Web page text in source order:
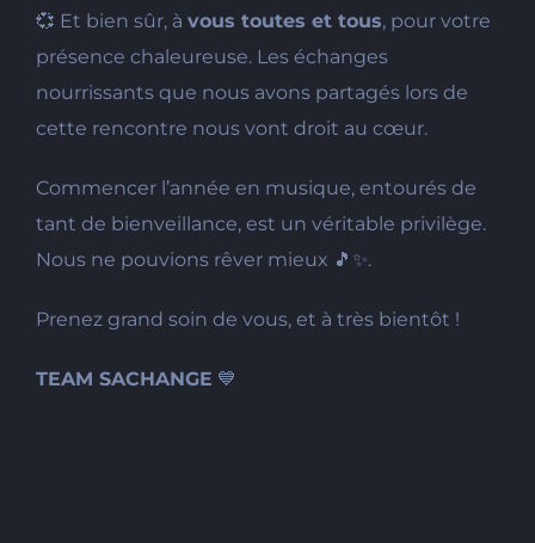
💞 Et bien sûr, à vous toutes et tous, pour votre
présence chaleureuse. Les échanges
nourrissants que nous avons partagés lors de
cette rencontre nous vont droit au cœur.
Commencer l’année en musique, entourés de
tant de bienveillance, est un véritable privilège.
Nous ne pouvions rêver mieux 🎵✨.
Prenez grand soin de vous, et à très bientôt !
TEAM SACHANGE 💙